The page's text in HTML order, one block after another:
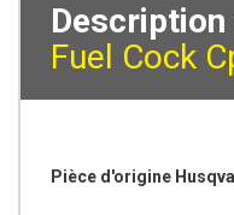
Fuel Cock
Pièce d'origine